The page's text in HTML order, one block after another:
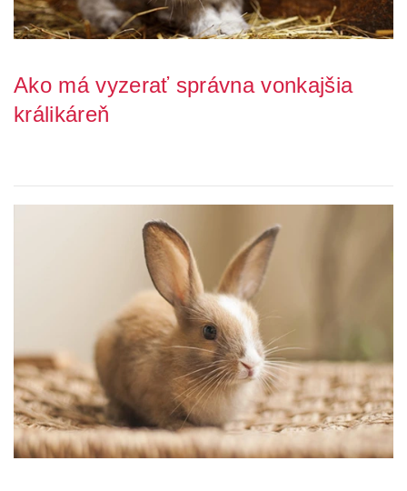
Ako má vyzerať správna vonkajšia
králikáreň